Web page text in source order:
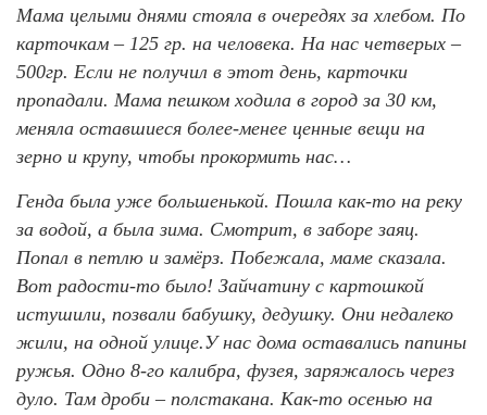
Мама целыми днями стояла в очередях за хлебом. По
карточкам – 125 гр. на человека. На нас четверых –
500гр. Если не получил в этот день, карточки
пропадали. Мама пешком ходила в город за 30 км,
меняла оставшиеся более-менее ценные вещи на
зерно и крупу, чтобы прокормить нас…
Генда была уже большенькой. Пошла как-то на реку
за водой, а была зима. Смотрит, в заборе заяц.
Попал в петлю и замёрз. Побежала, маме сказала.
Вот радости-то было! Зайчатину с картошкой
истушили, позвали бабушку, дедушку. Они недалеко
жили, на одной улице.У нас дома оставались папины
ружья. Одно 8-го калибра, фузея, заряжалось через
дуло. Там дроби – полстакана. Как-то осенью на